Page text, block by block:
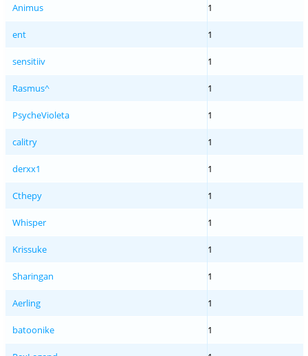
Animus 1
ent 1
sensitiiv 1
Rasmus^ 1
PsycheVioleta 1
calitry 1
derxx1 1
Cthepy 1
Whisper 1
Krissuke 1
Sharingan 1
Aerling 1
batoonike 1